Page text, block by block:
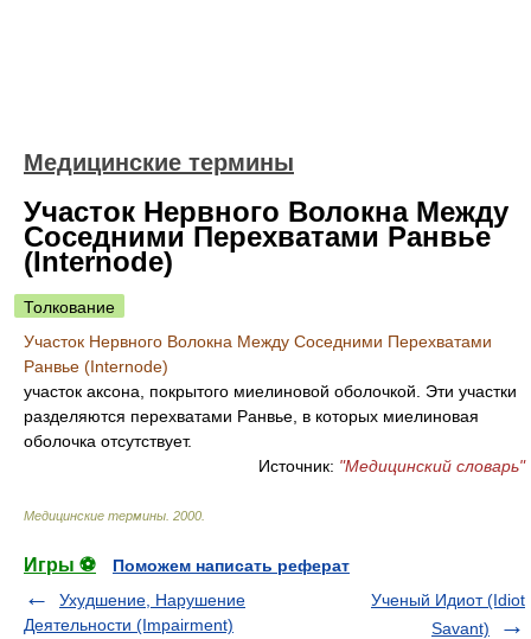
Медицинские термины
Участок Нервного Волокна Между
Соседними Перехватами Ранвье
(Internode)
Толкование
Участок Нервного Волокна Между Соседними Перехватами
Ранвье (Internode)
участок аксона, покрытого миелиновой оболочкой. Эти участки
разделяются перехватами Ранвье, в которых миелиновая
оболочка отсутствует.
Источник: "Медицинский словарь"
Медицинские термины 2000
Игры ⚽
Поможем написать реферат
Ухудшение, Нарушение
Деятельности (Impairment)
Ученый Идиот (Idiot
Savant)